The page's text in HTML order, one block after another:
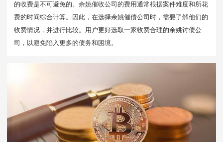
的收费是不可避免的。余姚催收公司的费用通常根据案件难度和所花
费的时间综合计算。因此，在选择余姚催债公司时，需要了解他们的
收费情况，并进行比较。用户更好选取一家收费合理的余姚讨债公
司，以避免陷入更多的债务和困境。